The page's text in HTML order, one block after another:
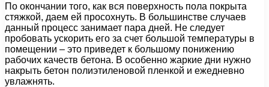
По окончании того, как вся поверхность пола покрыта
стяжкой, даем ей просохнуть. В большинстве случаев
данный процесс занимает пара дней. Не следует
пробовать ускорить его за счет большой температуры в
помещении – это приведет к большому понижению
рабочих качеств бетона. В особенно жаркие дни нужно
накрыть бетон полиэтиленовой пленкой и ежедневно
увлажнять.